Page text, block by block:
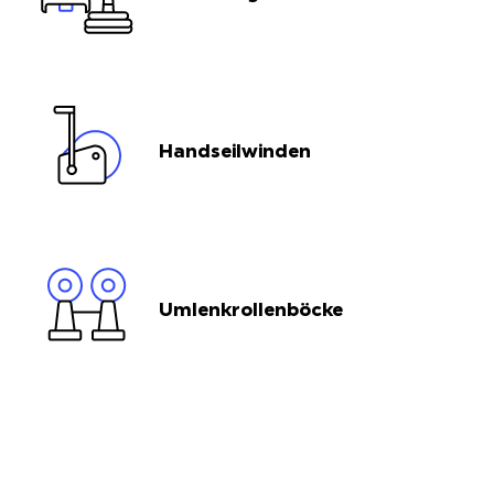
Handseilwinden
Umlenkrollenböcke